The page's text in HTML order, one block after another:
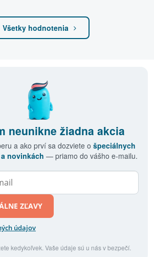
Všetky hodnotenia
neunikne žiadna akcia
a ako prví sa dozviete o špeciálnych
novinkách — priamo do vášho e-mailu.
ZĽAVY
údajov
kedykoľvek. Vaše údaje sú u nás v bezpečí.